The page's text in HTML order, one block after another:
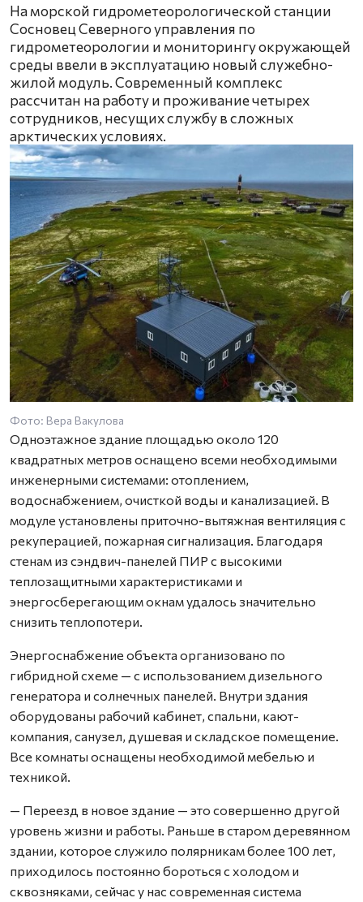
На морской гидрометеорологической станции
Сосновец Северного управления по
гидрометеорологии и мониторингу окружающей
среды ввели в эксплуатацию новый служебно-
жилой модуль. Современный комплекс
рассчитан на работу и проживание четырех
сотрудников, несущих службу в сложных
арктических условиях.
Фото: Вера Вакулова
Одноэтажное здание площадью около 120
квадратных метров оснащено всеми необходимыми
инженерными системами: отоплением,
водоснабжением, очисткой воды и канализацией. В
модуле установлены приточно-вытяжная вентиляция с
рекуперацией, пожарная сигнализация. Благодаря
стенам из сэндвич-панелей ПИР с высокими
теплозащитными характеристиками и
энергосберегающим окнам удалось значительно
снизить теплопотери.
Энергоснабжение объекта организовано по
гибридной схеме — с использованием дизельного
генератора и солнечных панелей. Внутри здания
оборудованы рабочий кабинет, спальни, кают-
компания, санузел, душевая и складское помещение.
Все комнаты оснащены необходимой мебелью и
техникой.
— Переезд в новое здание — это совершенно другой
уровень жизни и работы. Раньше в старом деревянном
здании, которое служило полярникам более 100 лет,
приходилось постоянно бороться с холодом и
сквозняками, сейчас у нас современная система